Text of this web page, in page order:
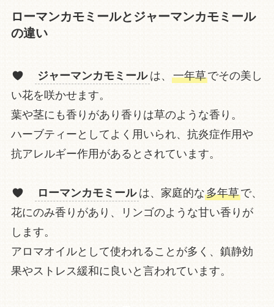
ローマンカモミールとジャーマンカモミール
の違い
ジャーマンカモミール は、一年草でその美し
い花を咲かせます。
葉や茎にも香りがあり香りは草のような香り。
ハーブティーとしてよく用いられ、抗炎症作用や
抗アレルギー作用があるとされています。
ローマンカモミール は、家庭的な多年草で、
花にのみ香りがあり、リンゴのような甘い香りが
します。
アロマオイルとして使われることが多く、鎮静効
果やストレス緩和に良いと言われています。